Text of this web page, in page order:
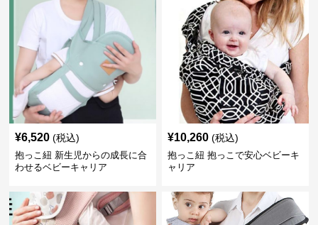
¥6,520 (税込)
抱っこ紐 新生児からの成長に合
わせるベビーキャリア
¥10,260 (税込)
抱っこ紐 抱っこで安心ベビーキ
ャリア